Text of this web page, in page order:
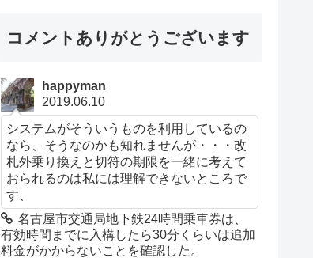
Amazon.co.jpで買う
Foursquare
コメントありがとうございます
happyman
2019.06.10
システムがそういうものを利用しているの
なら、そうなのかも知れませんが・・・改
札外乗り換えと切符の期限を一緒に考えて
おられるのは私には理解できないところで
す、
名古屋市交通局地下鉄24時間乗車券は、
有効時間までに入構したら30分くらいは追加
料金がかからないことを確認した。